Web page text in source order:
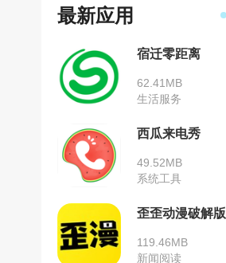
最新应用
宿迁零距离
62.41MB
生活服务
西瓜来电秀
49.52MB
系统工具
歪歪动漫破解版
119.46MB
新闻阅读